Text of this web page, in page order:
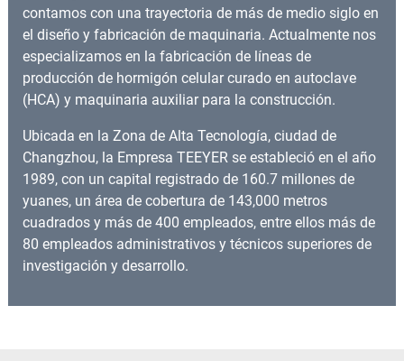
contamos con una trayectoria de más de medio siglo en
el diseño y fabricación de maquinaria. Actualmente nos
especializamos en la fabricación de líneas de
producción de hormigón celular curado en autoclave
(HCA) y maquinaria auxiliar para la construcción.
Ubicada en la Zona de Alta Tecnología, ciudad de
Changzhou, la Empresa TEEYER se estableció en el año
1989, con un capital registrado de 160.7 millones de
yuanes, un área de cobertura de 143,000 metros
cuadrados y más de 400 empleados, entre ellos más de
80 empleados administrativos y técnicos superiores de
investigación y desarrollo.